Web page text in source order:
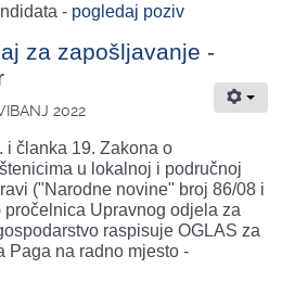
- pogledaj poziv
za zapošljavanje -
2022
i članka 19. Zakona o
u lokalnoj i područnoj
("Narodne novine" broj 86/08 i
pročelnica Upravnog odjela za
raspisuje OGLAS za
Paga na radno mjesto -